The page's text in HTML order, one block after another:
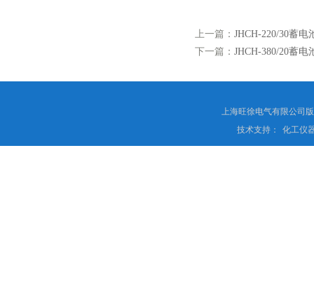
上一篇： JHCH-220/30蓄
下一篇： JHCH-380/20蓄
上海旺徐电气有限公司
技术支持：
化工仪